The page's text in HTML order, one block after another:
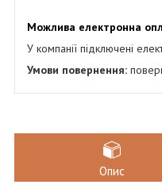
У компанії підключені
Опис